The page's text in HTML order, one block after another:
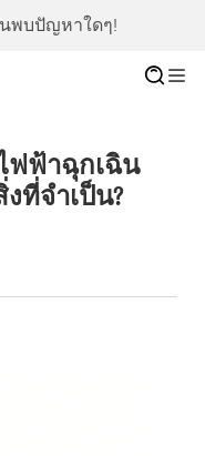
พบปัญหาใดๆ!
ฟฟ้าฉุกเฉิน
ที่จำเป็น?